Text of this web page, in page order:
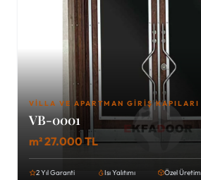
VILLA VE APARTMAN GIRIŞ KAPILARI
VB-0001
m² 27.000 TL
2 Yıl Garanti Isı Yalıtımı Özel Üretim